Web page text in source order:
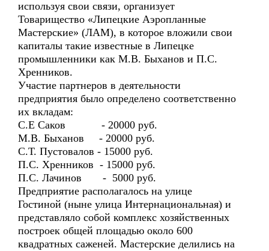
используя свои связи, организует
Товарищество «Липецкие Аэропланные
Мастерские» (ЛАМ), в которое вложили свои
капиталы такие известные в Липецке
промышленники как М.В. Быханов и П.С.
Хренников.
Участие партнеров в деятельности
предприятия было определено соответственно
их вкладам:
С.Е Саков - 20000 руб.
М.В. Быханов - 20000 руб.
С.Т. Пустовалов - 15000 руб.
П.С. Хренников - 15000 руб.
П.С. Лачинов - 5000 руб.
Предприятие располагалось на улице
Гостиной (ныне улица Интернациональная) и
представляло собой комплекс хозяйственных
построек общей площадью около 600
квадратных саженей. Мастерские делились на